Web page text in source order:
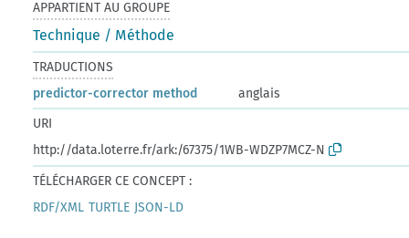
APPARTIENT AU GROUPE
Technique / Méthode
TRADUCTIONS
predictor-corrector method
anglais
URI
http://data.loterre.fr/ark:/67375/1WB-WDZP7MCZ-N
TÉLÉCHARGER CE CONCEPT :
RDF/XML TURTLE JSON-LD